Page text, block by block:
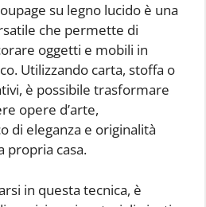
su legno lucido è una
che permette di
oggetti e mobili in
Utilizzando carta, stoffa o
è possibile trasformare
opere d’arte,
di eleganza e originalità
propria casa.
in questa tecnica, è